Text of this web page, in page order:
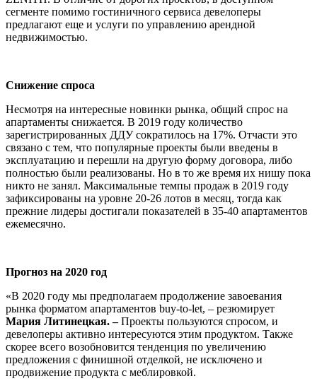
сегменте помимо гостиничного сервиса девелоперы
предлагают еще и услуги по управлению арендной
недвижимостью.
Снижение спроса
Несмотря на интересные новинки рынка, общий спрос на
апартаменты снижается. В 2019 году количество
зарегистрированных ДДУ сократилось на 17%. Отчасти это
связано с тем, что популярные проекты были введены в
эксплуатацию и перешли на другую форму договора, либо
полностью были реализованы. Но в то же время их нишу пока
никто не занял. Максимальные темпы продаж в 2019 году
зафиксированы на уровне 20-26 лотов в месяц, тогда как
прежние лидеры достигали показателей в 35-40 апартаментов
ежемесячно.
Прогноз на 2020 год
«В 2020 году мы предполагаем продолжение завоевания
рынка форматом апартаментов buy-to-let, – резюмирует
Мария Литинецкая. –Проекты пользуются спросом, и
девелоперы активно интересуются этим продуктом. Также
скорее всего возобновится тенденция по увеличению
предложения с финишной отделкой, не исключено и
продвижение продукта с меблировкой.